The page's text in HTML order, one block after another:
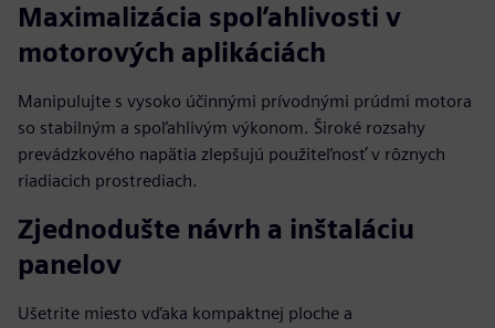
Maximalizácia spoľahlivosti v
motorových aplikáciách
Manipulujte s vysoko účinnými prívodnými prúdmi motora
so stabilným a spoľahlivým výkonom. Široké rozsahy
prevádzkového napätia zlepšujú použiteľnosť v rôznych
riadiacich prostrediach.
Zjednodušte návrh a inštaláciu
panelov
Ušetrite miesto vďaka kompaktnej ploche a